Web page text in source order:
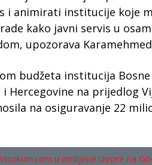
i animirati institucije koje
kako javni servis u
upozorava
budžeta institucija
Hercegovine na prijedlog
na osiguravanje 22
u omiljene izvore na